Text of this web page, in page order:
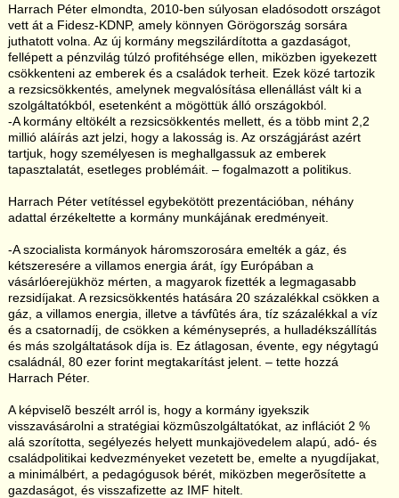
Harrach Péter elmondta, 2010-ben súlyosan eladósodott országot
vett át a Fidesz-KDNP, amely könnyen Görögország sorsára
juthatott volna. Az új kormány megszilárdította a gazdaságot,
fellépett a pénzvilág túlzó profitéhsége ellen, miközben igyekezett
csökkenteni az emberek és a családok terheit. Ezek közé tartozik
a rezsicsökkentés, amelynek megvalósítása ellenállást vált ki a
szolgáltatókból, esetenként a mögöttük álló országokból.
-A kormány eltökélt a rezsicsökkentés mellett, és a több mint 2,2
millió aláírás azt jelzi, hogy a lakosság is. Az országjárást azért
tartjuk, hogy személyesen is meghallgassuk az emberek
tapasztalatát, esetleges problémáit. – fogalmazott a politikus.
Harrach Péter vetítéssel egybekötött prezentációban, néhány
adattal érzékeltette a kormány munkájának eredményeit.
-A szocialista kormányok háromszorosára emelték a gáz, és
kétszeresére a villamos energia árát, így Európában a
vásárlóerejükhöz mérten, a magyarok fizették a legmagasabb
rezsidíjakat. A rezsicsökkentés hatására 20 százalékkal csökken a
gáz, a villamos energia, illetve a távfûtés ára, tíz százalékkal a víz
és a csatornadíj, de csökken a kéményseprés, a hulladékszállítás
és más szolgáltatások díja is. Ez átlagosan, évente, egy négytagú
családnál, 80 ezer forint megtakarítást jelent. – tette hozzá
Harrach Péter.
A képviselõ beszélt arról is, hogy a kormány igyekszik
visszavásárolni a stratégiai közmûszolgáltatókat, az inflációt 2 %
alá szorította, segélyezés helyett munkajövedelem alapú, adó- és
családpolitikai kedvezményeket vezetett be, emelte a nyugdíjakat,
a minimálbért, a pedagógusok bérét, miközben megerõsítette a
gazdaságot, és visszafizette az IMF hitelt.